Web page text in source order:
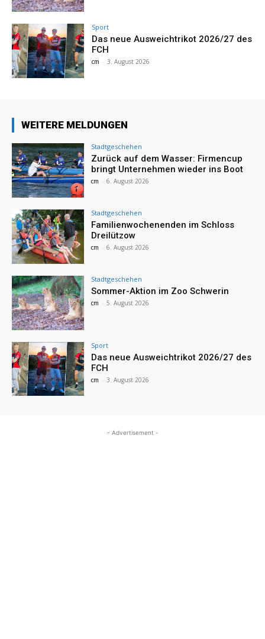
Sport
Das neue Ausweichtrikot 2026/27 des
FCH
cm - 3. August 2026
WEITERE MELDUNGEN
Stadtgeschehen
Zurück auf dem Wasser: Firmencup
bringt Unternehmen wieder ins Boot
cm - 6. August 2026
Stadtgeschehen
Familienwochenenden im Schloss
Dreilützow
cm - 6. August 2026
Stadtgeschehen
Sommer-Aktion im Zoo Schwerin
cm - 5. August 2026
Sport
Das neue Ausweichtrikot 2026/27 des
FCH
cm - 3. August 2026
- Advertisement -